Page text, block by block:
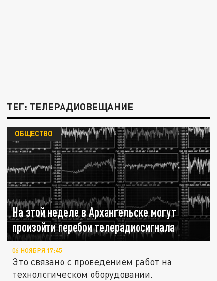
ТЕГ: ТЕЛЕРАДИОВЕЩАНИЕ
На этой неделе в Архангельске могут
произойти перебои телерадиосигнала
ОБЩЕСТВО
06 НОЯБРЯ 17:45
Это связано с проведением работ на
технологическом оборудовании.